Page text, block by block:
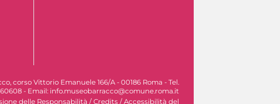
corso Vittorio Emanuele 166/A - 00186 Roma - Tel.
- Email: info.museobarracco@comune.roma.it
delle Responsabilità / Credits / Accessibilità del